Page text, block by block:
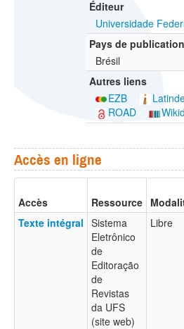
Éditeur
Universidade
Pays de publication
Brésil
Autres liens
EZB
ROAD
Accès en ligne
Accès Ressource
Texte intégral Sistema
Eletrônico
de
Editoração
de
Revistas
da UFS
(site web)
Libre